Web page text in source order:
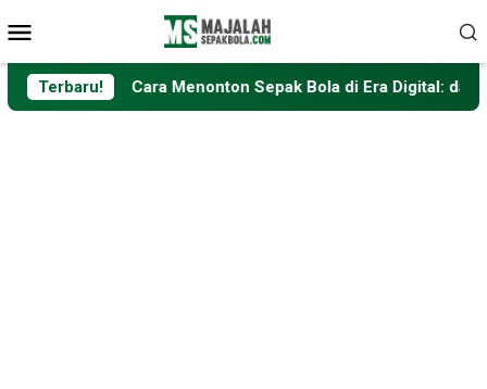
ke
kontenMobile
Terbaru!
Cara Menonton Sepak Bola di Era Digital: dari Televisi